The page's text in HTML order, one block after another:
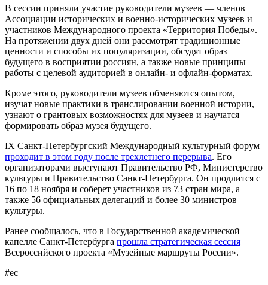
В сессии приняли участие руководители музеев — членов
Ассоциации исторических и военно-исторических музеев и
участников Международного проекта «Территория Победы».
На протяжении двух дней они рассмотрят традиционные
ценности и способы их популяризации, обсудят образ
будущего в восприятии россиян, а также новые принципы
работы с целевой аудиторией в онлайн- и офлайн-форматах.
Кроме этого, руководители музеев обменяются опытом,
изучат новые практики в транслировании военной истории,
узнают о грантовых возможностях для музеев и научатся
формировать образ музея будущего.
IX Санкт-Петербургский Международный культурный форум
проходит в этом году после трехлетнего перерыва. Его
организаторами выступают Правительство РФ, Министерство
культуры и Правительство Санкт-Петербурга. Он продлится с
16 по 18 ноября и соберет участников из 73 стран мира, а
также 56 официальных делегаций и более 30 министров
культуры.
Ранее сообщалось, что в Государственной академической
капелле Санкт-Петербурга прошла стратегическая сессия
Всероссийского проекта «Музейные маршруты России».
#ес